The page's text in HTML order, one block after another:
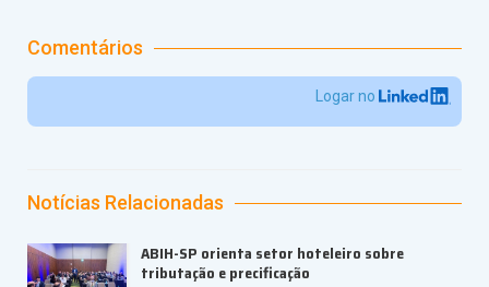
Comentários
Logar no
Notícias Relacionadas
ABIH-SP orienta setor hoteleiro sobre
tributação e precificação